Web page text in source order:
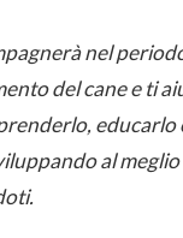
nel
del cane e ti
educarlo
al meglio